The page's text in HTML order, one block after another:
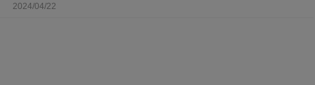
2024/04/22